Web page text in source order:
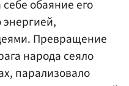
обаяние его
энергией,
Превращение
народа сеяло
парализовало